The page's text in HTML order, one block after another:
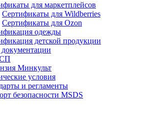
для маркетплейсов
Сертификаты для Wildberries
Сертификаты для Ozon
одежды
детской продукции
документации
Минкульт
условия
и регламенты
безопасности MSDS